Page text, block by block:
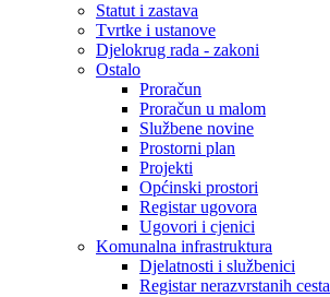
Statut i zastava
Tvrtke i ustanove
Djelokrug rada - zakoni
Ostalo
Proračun
Proračun u malom
Službene novine
Prostorni plan
Projekti
Općinski prostori
Registar ugovora
Ugovori i cjenici
Komunalna infrastruktura
Djelatnosti i službenici
Registar nerazvrstanih cesta